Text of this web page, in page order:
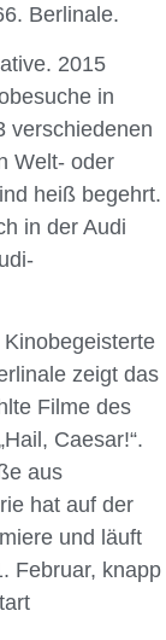
Berlinale.
2015
in
verschiedenen
Welt- oder
heiß begehrt.
in der Audi
zeigt das
Filme des
Caesar!“.
aus
hat auf der
und läuft
Februar, knapp